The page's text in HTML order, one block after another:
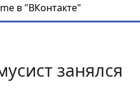
в "ВКонтакте"
занялся